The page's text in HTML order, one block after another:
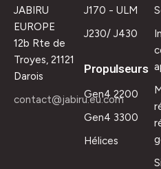
JABIRU
EUROPE
12b Rte de
Troyes, 21121
Darois
contact@jabiru.eu.com
J170 - ULM
J230/ J430
Propulseurs
Gen4 2200
Gen4 3300
Hélices